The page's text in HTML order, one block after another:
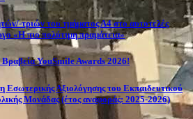
τριών του τμήματος Α4 στο αυτοτελές
«Η πιο πολύτιμη πραμάτεια»
YouSmile Awards 2026!
Εσωτερικής Αξιολόγησης του Εκπαιδευτικού
Μονάδας (έτος αναφοράς: 2025-2026)